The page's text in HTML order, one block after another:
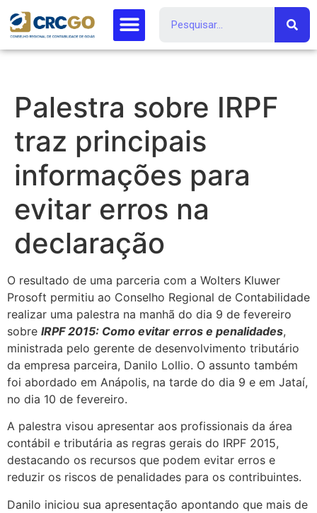
Palestra sobre IRPF
traz principais
informações para
evitar erros na
declaração
O resultado de uma parceria com a Wolters Kluwer
Prosoft permitiu ao Conselho Regional de Contabilidade
realizar uma palestra na manhã do dia 9 de fevereiro
sobre IRPF 2015: Como evitar erros e penalidades,
ministrada pelo gerente de desenvolvimento tributário
da empresa parceira, Danilo Lollio. O assunto também
foi abordado em Anápolis, na tarde do dia 9 e em Jataí,
no dia 10 de fevereiro.
A palestra visou apresentar aos profissionais da área
contábil e tributária as regras gerais do IRPF 2015,
destacando os recursos que podem evitar erros e
reduzir os riscos de penalidades para os contribuintes.
Danilo iniciou sua apresentação apontando que mais de